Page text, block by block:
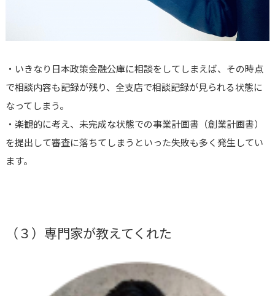
・いきなり日本政策金融公庫に相談をしてしまえば、その時点
で相談内容も記録が残り、全支店で相談記録が見られる状態に
なってしまう。
・楽観的に考え、未完成な状態での事業計画書（創業計画書）
を提出して審査に落ちてしまうといった失敗も多く発生してい
ます。
（３）専門家が教えてくれた